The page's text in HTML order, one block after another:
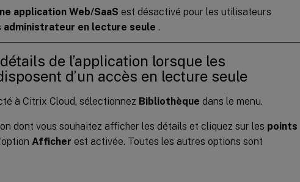
application Web/SaaS est désactivé pour les utilisateurs
administrateur en lecture seule .
de l’application lorsque les
d’un accès en lecture seule
à Citrix Cloud, sélectionnez Bibliothèque dans le menu.
dont vous souhaitez afficher les détails et cliquez sur les points
Afficher est activée. Toutes les autres options sont